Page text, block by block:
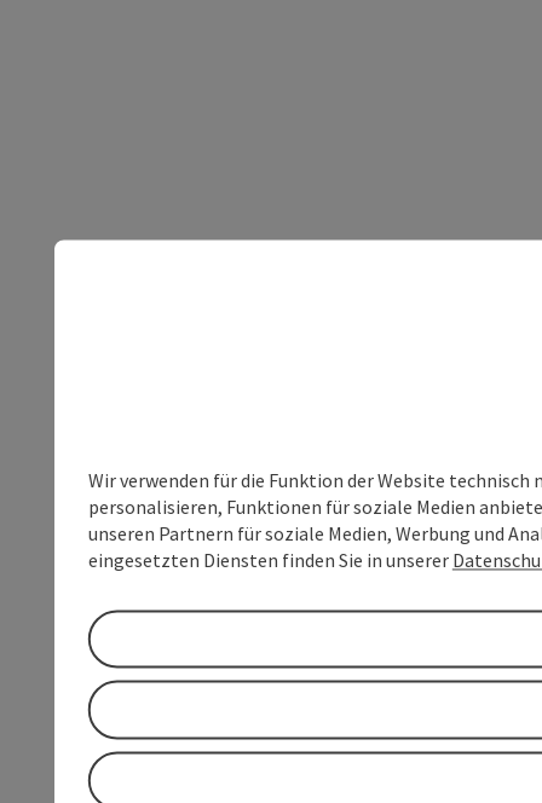
Wir verwenden für die Funktion der Website
personalisieren, Funktionen für soziale Medien
unseren Partnern für soziale Medien, Werbung und
eingesetzten Diensten finden Sie in unserer